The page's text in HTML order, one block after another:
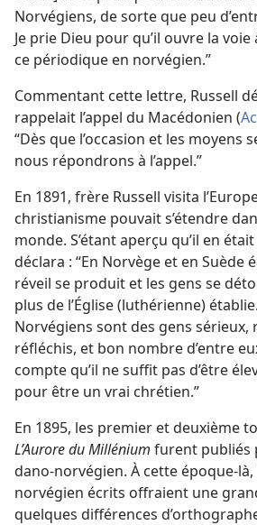
Norvégiens, de sorte que peu
Je prie Dieu pour qu’il ouvre la
ce périodique en norvégien.”
Commentant cette lettre, Russell
rappelait l’appel du Macédonien (
“Dès que l’occasion et les moyens
nous répondrons à l’appel.”
En 1891, frère Russell visita
christianisme pouvait s’étendre
monde. S’étant aperçu qu’il en
déclara : “En Norvège et en Suède
réveil se produit et les gens se
plus de l’Église (luthérienne)
Norvégiens sont des gens sérieux,
réfléchis, et bon nombre d’entre
compte qu’il ne suffit pas d’être
pour être un vrai chrétien.”
En 1895, les premier et deuxième
L’Aurore du Millénium furent publiés
dano-norvégien. À cette époque-​
norvégien écrits offraient une
quelques différences